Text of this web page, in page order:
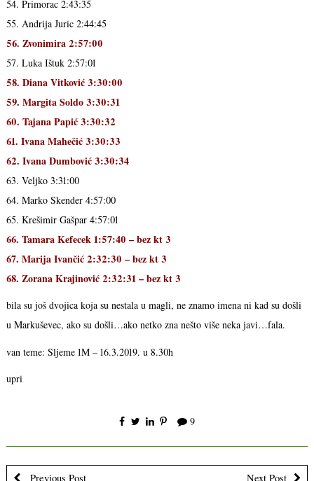
54. Primorac 2:43:35
55. Andrija Juric 2:44:45
56. Zvonimira 2:57:00
57. Luka Ištuk 2:57:01
58. Diana Vitković 3:30:00
59. Margita Soldo 3:30:31
60. Tajana Papić 3:30:32
61. Ivana Mahečić 3:30:33
62. Ivana Dumbović 3:30:34
63. Veljko 3:31:00
64. Marko Skender 4:57:00
65. Krešimir Gašpar 4:57:01
66. Tamara Kefecek 1:57:40 – bez kt 3
67. Marija Ivančić 2:32:30 – bez kt 3
68. Zorana Krajinović 2:32:31 – bez kt 3
bila su još dvojica koja su nestala u magli, ne znamo imena ni kad su došli
u Markuševec, ako su došli…ako netko zna nešto više neka javi…fala.
van teme: Sljeme 1M – 16.3.2019. u 8.30h
upri
9
Previous Post Next Post